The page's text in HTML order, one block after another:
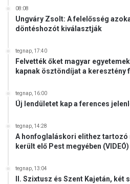
08:08
Ungváry Zsolt: A felelősség
döntéshozót kiválasztják
tegnap, 17:40
Felvették őket magyar
kapnak ösztöndíjat a keresztény
tegnap, 16:00
Új lendületet kap a ferences
tegnap, 14:28
A honfoglaláskori elithez
került elő Pest megyében (VIDEÓ)
tegnap, 13:04
II. Szixtusz és Szent Kajetán, két